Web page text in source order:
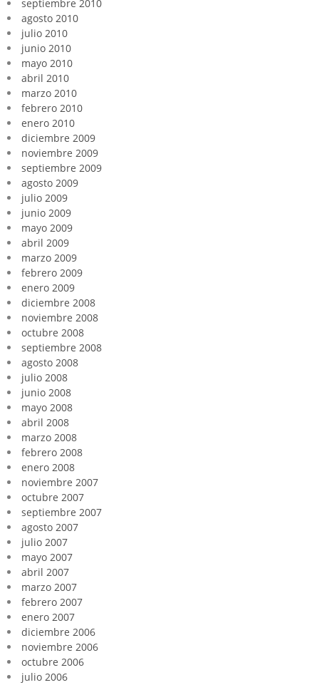
septiembre 2010
agosto 2010
julio 2010
junio 2010
mayo 2010
abril 2010
marzo 2010
febrero 2010
enero 2010
diciembre 2009
noviembre 2009
septiembre 2009
agosto 2009
julio 2009
junio 2009
mayo 2009
abril 2009
marzo 2009
febrero 2009
enero 2009
diciembre 2008
noviembre 2008
octubre 2008
septiembre 2008
agosto 2008
julio 2008
junio 2008
mayo 2008
abril 2008
marzo 2008
febrero 2008
enero 2008
noviembre 2007
octubre 2007
septiembre 2007
agosto 2007
julio 2007
mayo 2007
abril 2007
marzo 2007
febrero 2007
enero 2007
diciembre 2006
noviembre 2006
octubre 2006
julio 2006